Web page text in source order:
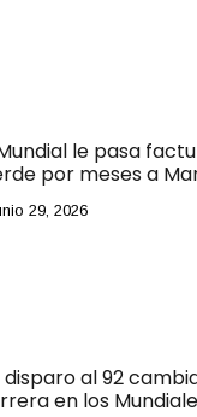
le pasa
por meses a
29, 2026
disparo al 92
en los